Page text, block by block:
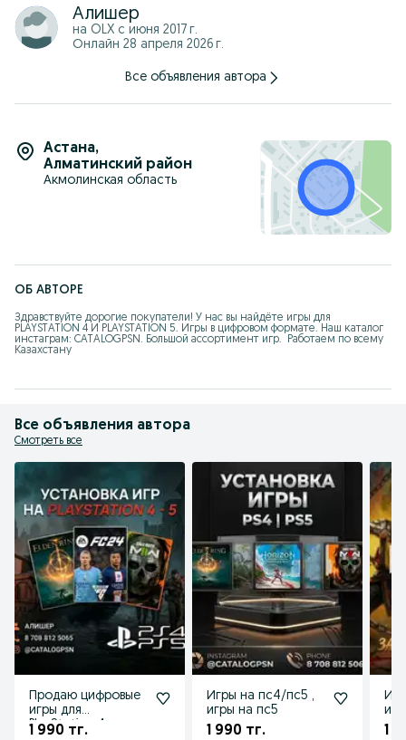
Алишер
на OLX с июня 2017 г.
Онлайн 28 апреля 2026 г.
Все объявления автора
Астана,
Алматинский район
Акмолинская область
ОБ АВТОРЕ
Здравствуйте дорогие покупатели! У нас вы найдёте игры для
PLAYSTATION 4 И PLAYSTATION 5. Игры в цифровом формате. Наш каталог
инстаграм: CATALOGPSN. Большой ассортимент игр.  Работаем по всему
Казахстану
Все объявления автора
Смотреть все
Продаю цифровые
игры для
PlayStation 4 и
1 990 тг.
Игры на пс4/пс5 ,
игры на пс5
1 990 тг. 1